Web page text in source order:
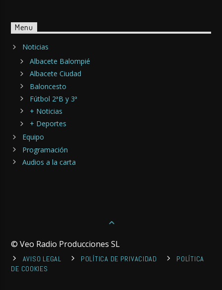
Menu
Noticias
Albacete Balompié
Albacete Ciudad
Baloncesto
Fútbol 2ªB y 3ª
+ Noticias
+ Deportes
Equipo
Programación
Audios a la carta
© Veo Radio Producciones SL
AVISO LEGAL POLÍTICA DE PRIVACIDAD
POLÍTICA
DE COOKIES